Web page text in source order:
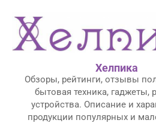
контенту
Хелпика
Обзоры, рейтинги, отзывы
бытовая техника, гаджеты,
устройства. Описание и
продукции популярных и